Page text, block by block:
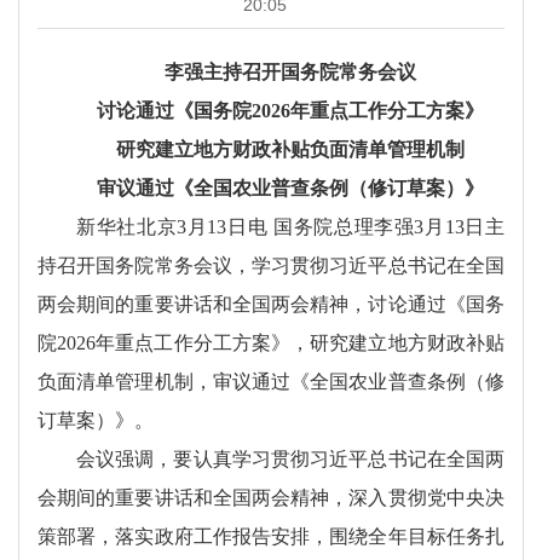
20:05
李强主持召开国务院常务会议
讨论通过《国务院2026年重点工作分工方案》
研究建立地方财政补贴负面清单管理机制
审议通过《全国农业普查条例（修订草案）》
新华社北京3月13日电 国务院总理李强3月13日主
持召开国务院常务会议，学习贯彻习近平总书记在全国
两会期间的重要讲话和全国两会精神，讨论通过《国务
院2026年重点工作分工方案》，研究建立地方财政补贴
负面清单管理机制，审议通过《全国农业普查条例（修
订草案）》。
会议强调，要认真学习贯彻习近平总书记在全国两
会期间的重要讲话和全国两会精神，深入贯彻党中央决
策部署，落实政府工作报告安排，围绕全年目标任务扎